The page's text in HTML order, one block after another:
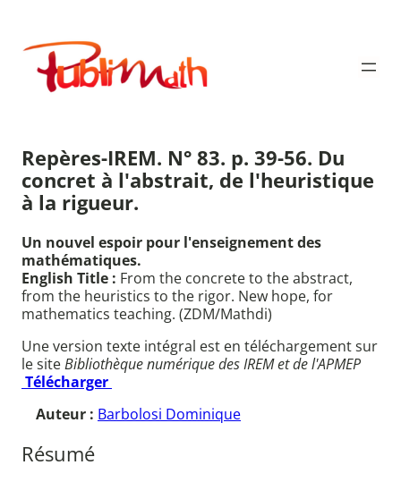
contenu
Publimath
Repères-IREM. N° 83. p. 39-56. Du
concret à l'abstrait, de l'heuristique
à la rigueur.
Un nouvel espoir pour l'enseignement des
mathématiques.
English Title : From the concrete to the abstract,
from the heuristics to the rigor. New hope, for
mathematics teaching. (ZDM/Mathdi)
Une version texte intégral est en téléchargement sur
le siteBibliothèque numérique des IREM et de l'APMEP
Télécharger
Auteur : Barbolosi Dominique
Résumé